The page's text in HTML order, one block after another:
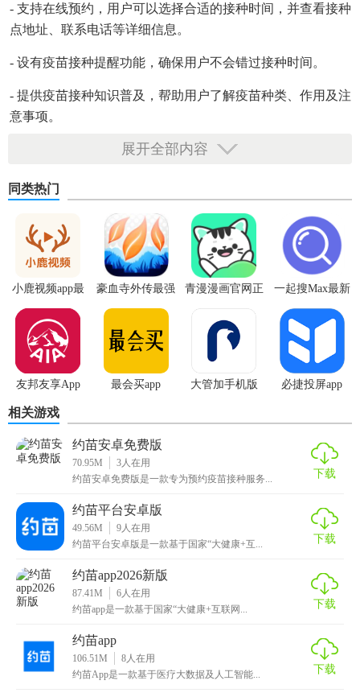
- 支持在线预约，用户可以选择合适的接种时间，并查看接种
点地址、联系电话等详细信息。
- 设有疫苗接种提醒功能，确保用户不会错过接种时间。
- 提供疫苗接种知识普及，帮助用户了解疫苗种类、作用及注
意事项。
【约苗安卓最新版技巧】
1. 使用关键词搜索功能，可以快速找到特定疫苗或接种点。
2. 提前注册并完善个人信息，以便快速完成预约流程。
3. 关注软件更新，获取最新的疫苗接种政策和信息。
4. 利用软件内的地图功能，轻松导航至接种点。
5. 收藏常用接种点，方便下次快速预约。
【约苗安卓最新版亮点】
1. 界面简洁明了，操作流畅便捷。
2. 覆盖全国多个地区，信息全面且实时更新。
3. 提供多种支付方式，包括微信、支付宝等，方便用户支付
疫苗费用。
4. 设有在线客服，解决用户在预约过程中遇到的问题。
5. 定期推送疫苗接种相关资讯，提高用户健康意识。
【约苗安卓最新版玩法】
1. 打开软件后，先进行注册并登录账号。
2. 完善个人信息，包括年龄、性别、疫苗过敏史等。
展开全部内容
同类热门
小鹿视频app最
新版
豪血寺外传最强
传说无限血版
青漫漫画官网正
一起搜Max最新
版
友邦友享App 最会买app 大管加手机版 必捷投屏app
相关游戏
约苗安卓免费版
70.95M 3人在用
约苗安卓免费版是一款专为预约疫苗接种服务...
下载
约苗平台安卓版
49.56M 9人在用
约苗平台安卓版是一款基于国家“大健康+互...
下载
约苗app2026新版
87.41M 6人在用
约苗app是一款基于国家“大健康+互联网...
下载
约苗app
106.51M 8人在用
约苗App是一款基于医疗大数据及人工智能...
下载